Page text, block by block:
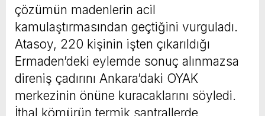
çözümün madenlerin acil
kamulaştırmasından geçtiğini vurguladı.
Atasoy, 220 kişinin işten çıkarıldığı
Ermaden’deki eylemde sonuç alınmazsa
direniş çadırını Ankara’daki OYAK
merkezinin önüne kuracaklarını söyledi.
İthal kömürün termik santrallerde